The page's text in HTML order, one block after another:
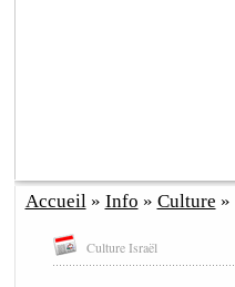
Accueil» Info » Culture »
Culture Israël